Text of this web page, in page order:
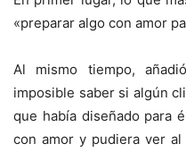
«preparar algo con amor
Al mismo tiempo,
imposible saber si algún
que había diseñado para
con amor y pudiera ver